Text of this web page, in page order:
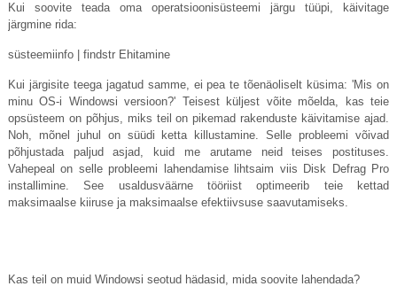
Kui soovite teada oma operatsioonisüsteemi järgu tüüpi, käivitage
järgmine rida:
süsteemiinfo | findstr Ehitamine
Kui järgisite teega jagatud samme, ei pea te tõenäoliselt küsima: 'Mis on
minu OS-i Windowsi versioon?' Teisest küljest võite mõelda, kas teie
opsüsteem on põhjus, miks teil on pikemad rakenduste käivitamise ajad.
Noh, mõnel juhul on süüdi ketta killustamine. Selle probleemi võivad
põhjustada paljud asjad, kuid me arutame neid teises postituses.
Vahepeal on selle probleemi lahendamise lihtsaim viis Disk Defrag Pro
installimine. See usaldusväärne tööriist optimeerib teie kettad
maksimaalse kiiruse ja maksimaalse efektiivsuse saavutamiseks.
Kas teil on muid Windowsi seotud hädasid, mida soovite lahendada?